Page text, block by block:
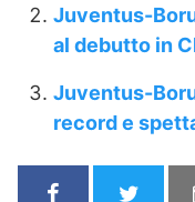
Juventus-
al debutto in
Juventus-
record e